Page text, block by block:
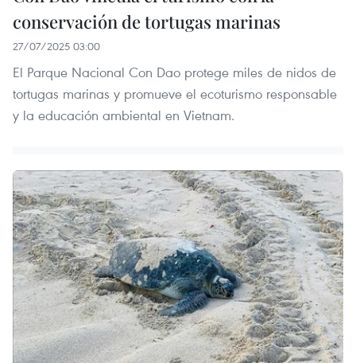
conservación de tortugas marinas
27/07/2025 03:00
El Parque Nacional Con Dao protege miles de nidos de
tortugas marinas y promueve el ecoturismo responsable
y la educación ambiental en Vietnam.